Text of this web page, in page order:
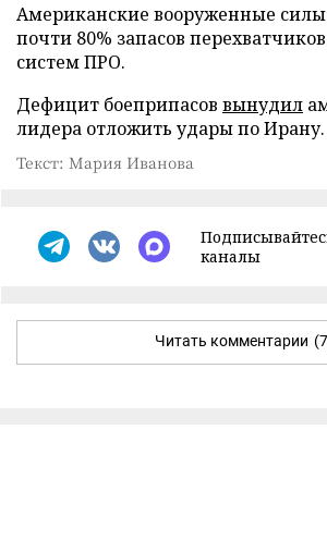
Американские вооруженные силы
почти 80% запасов
систем ПРО.
Дефицит боеприпасов вынудил
лидера отложить удары по Ирану.
Текст: Мария Иванова
каналы
Читать комментарии